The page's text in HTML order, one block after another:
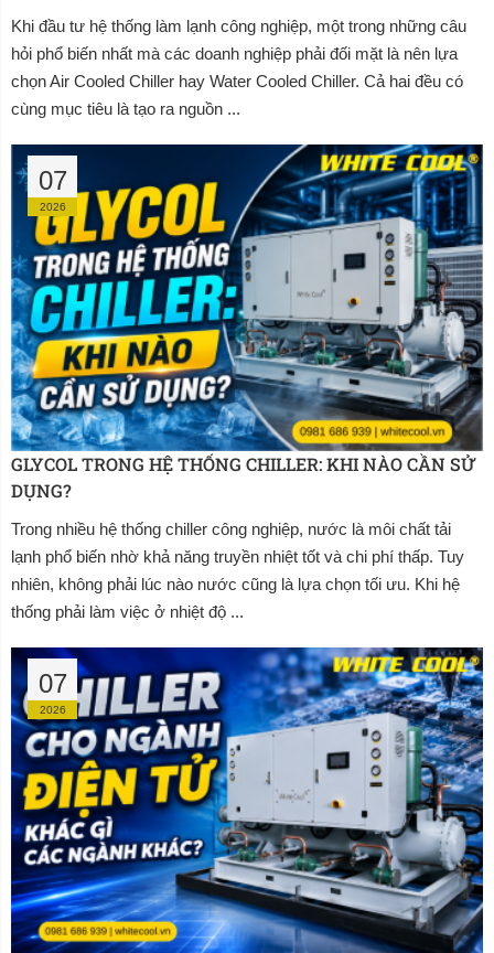
Khi đầu tư hệ thống làm lạnh công nghiệp, một trong những câu
hỏi phổ biến nhất mà các doanh nghiệp phải đối mặt là nên lựa
chọn Air Cooled Chiller hay Water Cooled Chiller. Cả hai đều có
cùng mục tiêu là tạo ra nguồn ...
07
2026
GLYCOL TRONG HỆ THỐNG CHILLER: KHI NÀO CẦN SỬ
DỤNG?
Trong nhiều hệ thống chiller công nghiệp, nước là môi chất tải
lạnh phổ biến nhờ khả năng truyền nhiệt tốt và chi phí thấp. Tuy
nhiên, không phải lúc nào nước cũng là lựa chọn tối ưu. Khi hệ
thống phải làm việc ở nhiệt độ ...
07
2026